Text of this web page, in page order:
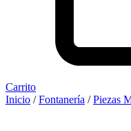
Carrito
Inicio /Fontanería /Piezas